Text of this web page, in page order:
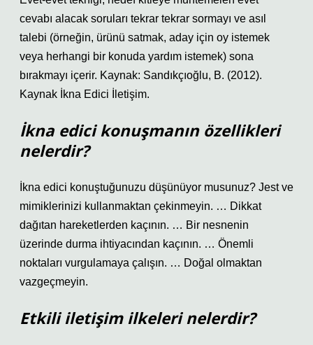
cevabı alacak soruları tekrar tekrar sormayı ve asıl
talebi (örneğin, ürünü satmak, aday için oy istemek
veya herhangi bir konuda yardım istemek) sona
bırakmayı içerir. Kaynak: Sandıkçıoğlu, B. (2012).
Kaynak İkna Edici İletişim.
İkna edici konuşmanın özellikleri
nelerdir?
İkna edici konuştuğunuzu düşünüyor musunuz? Jest ve
mimiklerinizi kullanmaktan çekinmeyin. … Dikkat
dağıtan hareketlerden kaçının. … Bir nesnenin
üzerinde durma ihtiyacından kaçının. … Önemli
noktaları vurgulamaya çalışın. … Doğal olmaktan
vazgeçmeyin.
Etkili iletişim ilkeleri nelerdir?